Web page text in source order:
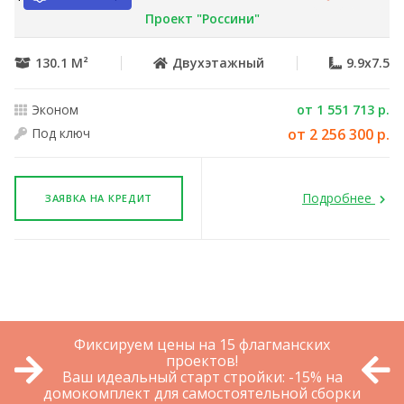
Проект "Россини"
130.1 М² Двухэтажный 9.9x7.5
Эконом
от 1 551 713 р.
Под ключ
от 2 256 300 р.
ЗАЯВКА НА КРЕДИТ Подробнее
Фиксируем цены на 15 флагманских
проектов!
Ваш идеальный старт стройки: -15% на
домокомплект для самостоятельной сборки